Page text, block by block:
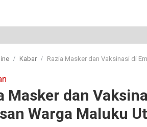
Kabar Razia Masker dan Vaksinasi di
Masker dan
Warga Maluku